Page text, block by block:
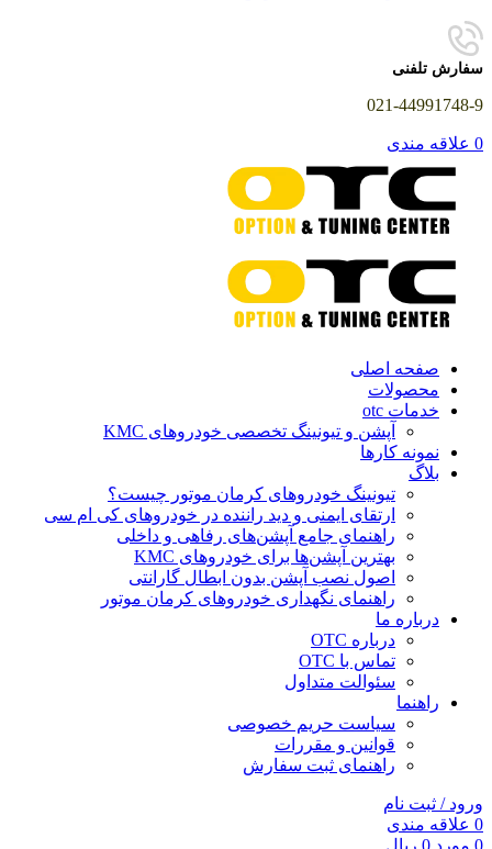
سفارش تلفنی
021-44991748-9
0 علاقه مندی
صفحه اصلی
محصولات
خدمات otc
آپشن و تیونینگ تخصصی خودروهای KMC
نمونه کارها
بلاگ
تیونینگ خودروهای کرمان موتور چیست؟
ارتقای ایمنی و دید راننده در خودروهای کی ام سی
راهنمای جامع آپشن‌های رفاهی و داخلی
بهترین آپشن‌ها برای خودروهای KMC
اصول نصب آپشن بدون ابطال گارانتی
راهنمای نگهداری خودروهای کرمان موتور
درباره ما
درباره OTC
تماس با OTC
سئوالت متداول
راهنما
سیاست حریم خصوصی
قوانین و مقررات
راهنمای ثبت سفارش
ورود / ثبت نام
0 علاقه مندی